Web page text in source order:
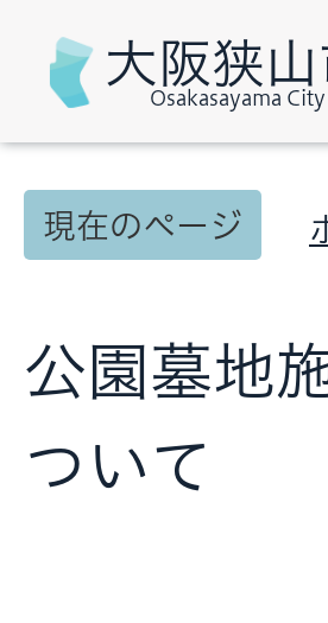
大阪狭山
Osakasayama City
現在のページ
公園墓地
ついて